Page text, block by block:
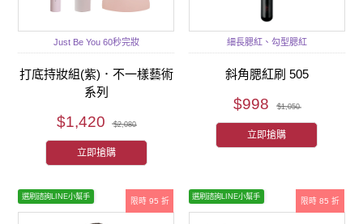
Just Be You 60秒完妝
打底持妝組(紫)．不一樣藝術
系列
$1,420 $2,080
立即搶購
細長腮紅、勾型腮紅
斜角腮紅刷 505
$998 $1,050
立即搶購
限時 95 折
選刷諮詢LINE小幫手
限時 85 折
選刷諮詢LINE小幫手